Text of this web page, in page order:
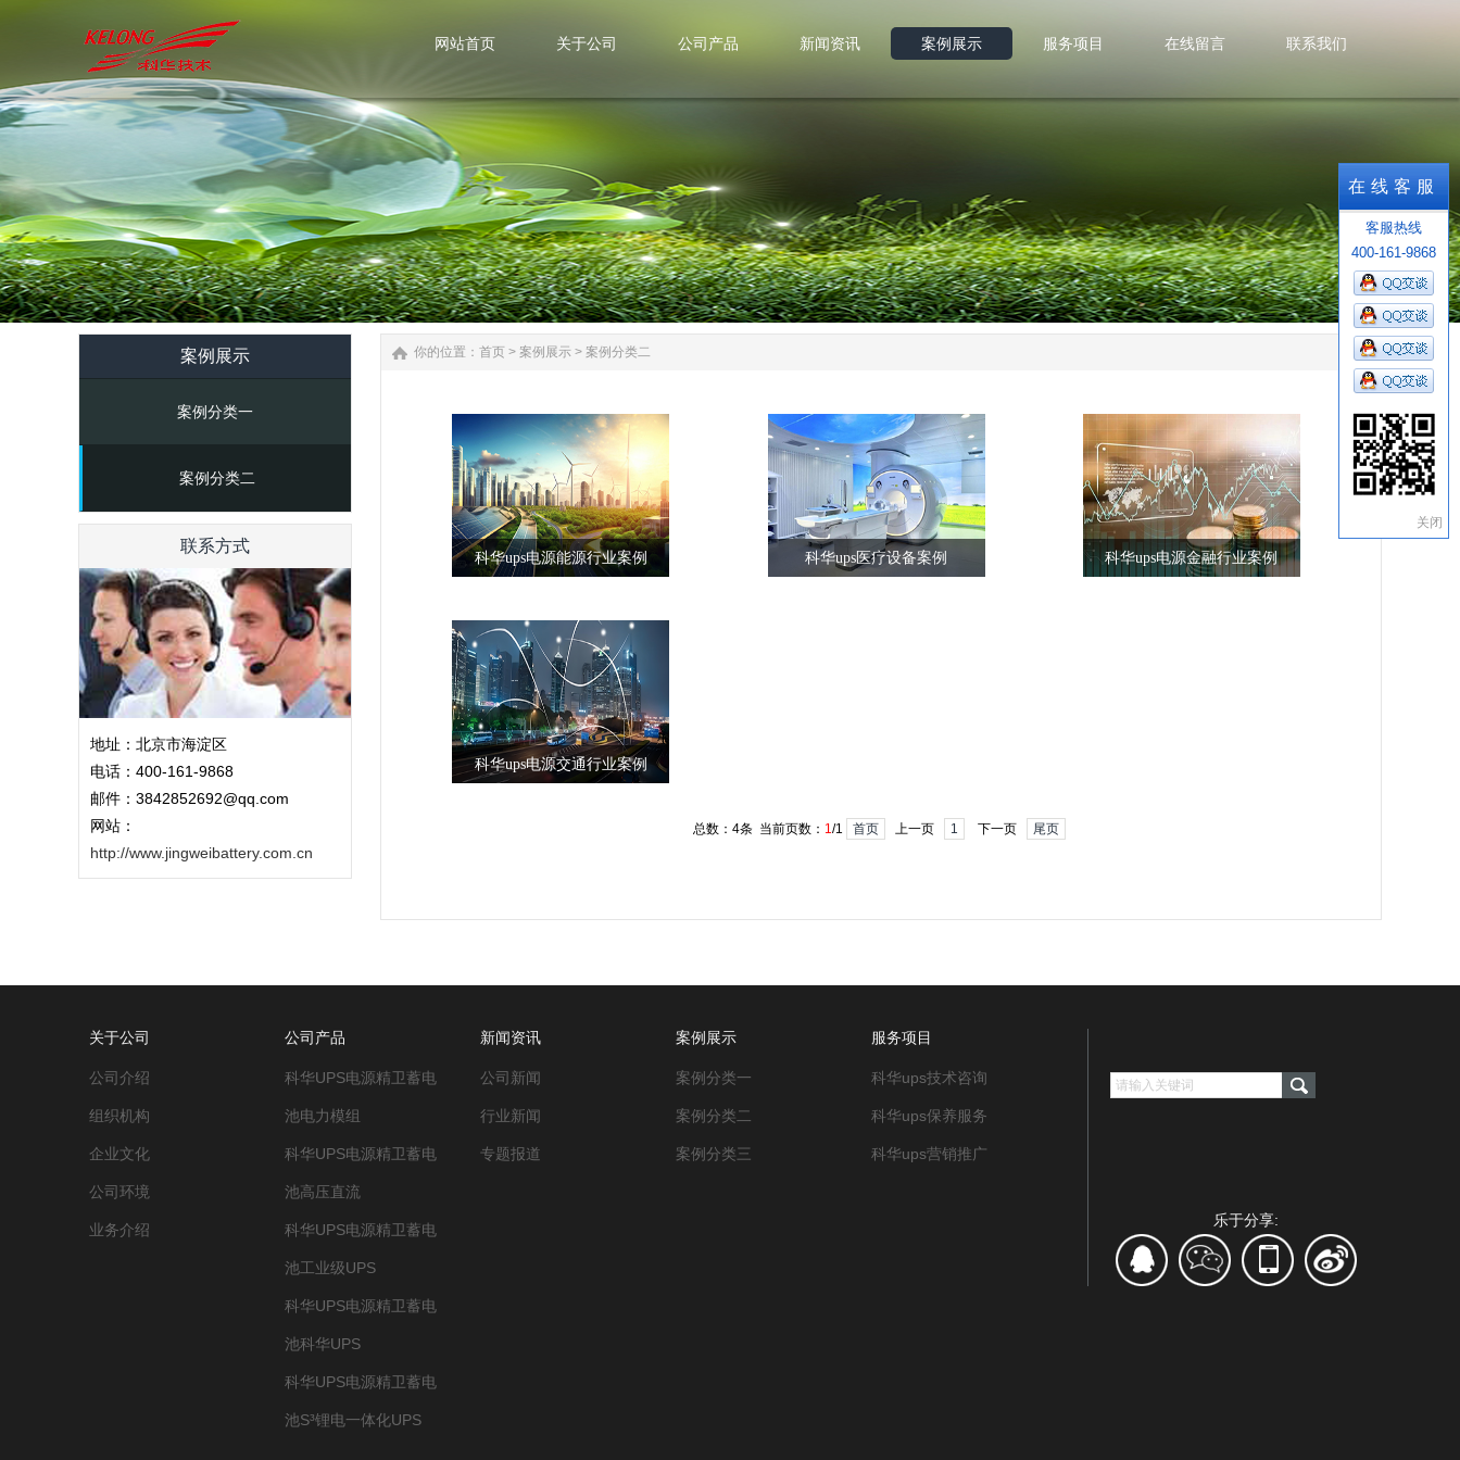
网站首页
关于公司
公司产品
新闻资讯
案例展示
服务项目
在线留言
联系我们
1
案例展示
案例分类一
案例分类二
联系方式
地址：北京市海淀区
电话：400-161-9868
邮件：3842852692@qq.com
网站：
http://www.jingweibattery.com.cn
你的位置： 首页 > 案例展示 > 案例分类二
科华ups电源能源行业案例 科华ups医疗设备案例 ‌科华ups电源金融行业案例
‌科华ups电源交通行业案例
总数：4条 当前页数： 1/1 首页 上一页 1 下一页 尾页
乐于分享:
关于公司
公司介绍
组织机构
企业文化
公司环境
业务介绍
公司产品
科华UPS电源精卫蓄电
池电力模组
科华UPS电源精卫蓄电
池高压直流
科华UPS电源精卫蓄电
池工业级UPS
科华UPS电源精卫蓄电
池科华UPS
科华UPS电源精卫蓄电
池S³锂电一体化UPS
新闻资讯
公司新闻
行业新闻
专题报道
案例展示
案例分类一
案例分类二
案例分类三
服务项目
科华ups技术咨询
科华ups保养服务‌
科华ups营销推广
在线客服
客服热线
400-161-9868
关闭